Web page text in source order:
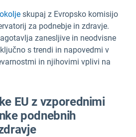
skupaj z Evropsko komisijo
za podnebje in zdravje.
zanesljive in neodvisne
s trendi in napovedmi v
in njihovimi vplivi na
EU z vzporednimi
podnebnih